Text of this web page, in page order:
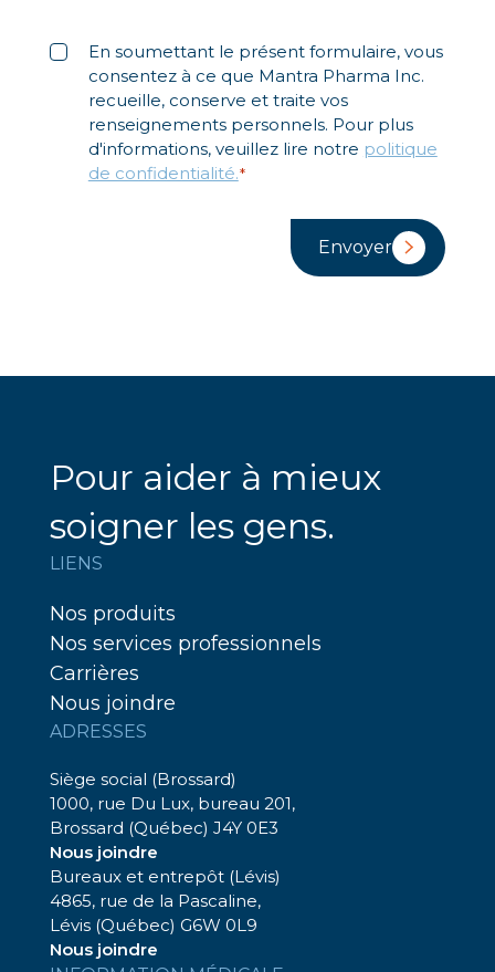
*
En soumettant le présent formulaire, vous
consentez à ce que Mantra Pharma Inc.
recueille, conserve et traite vos
renseignements personnels. Pour plus
d'informations, veuillez lire notre politique
de confidentialité.*
Pour aider à mieux
soigner les gens.
LIENS
Nos produits
Nos services professionnels
Carrières
Nous joindre
ADRESSES
Siège social (Brossard)
1000, rue Du Lux, bureau 201,
Brossard (Québec) J4Y 0E3
Nous joindre
Bureaux et entrepôt (Lévis)
4865, rue de la Pascaline,
Lévis (Québec) G6W 0L9
Nous joindre